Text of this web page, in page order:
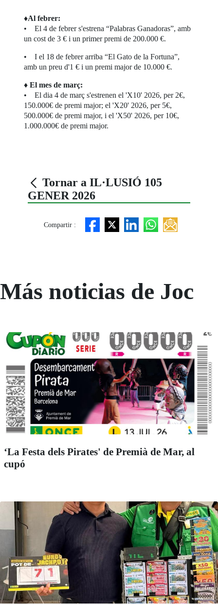
♦Al febrer:
• El 4 de febrer s'estrena “Palabras Ganadoras”, amb
un cost de 3 € i un primer premi de 200.000 €.
• I el 18 de febrer arriba “El Gato de la Fortuna”,
amb un preu d'1 € i un premi major de 10.000 €.
♦El mes de març:
• El dia 4 de març s'estrenen el 'X10' 2026, per 2€,
150.000€ de premi major; el 'X20' 2026, per 5€,
500.000€ de premi major, i el 'X50' 2026, per 10€,
1.000.000€ de premi major.
Tornar a IL·LUSIÓ 105
GENER 2026
Compartir :
Más noticias de Joc
‘La Festa dels Pirates' de Premià de Mar, al
cupó